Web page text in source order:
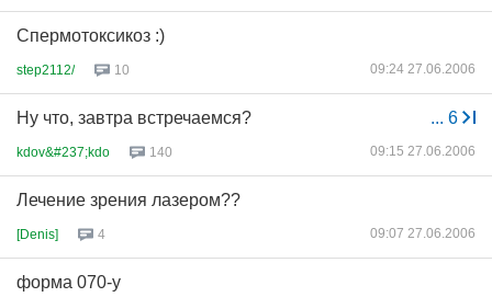
Спермотоксикоз :)
step2112/ 10 09:24 27.06.2006
... 6
Ну что, завтра встречаемся?
kdov&#237;kdo 140 09:15 27.06.2006
Лечение зрения лазером??
[Denis] 4 09:07 27.06.2006
форма 070-у